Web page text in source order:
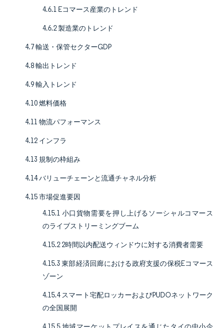
4.6.1 Eコマース産業のトレンド
4.6.2 製造業のトレンド
4.7 輸送・保管セクターGDP
4.8 輸出トレンド
4.9 輸入トレンド
4.10 燃料価格
4.11 物流パフォーマンス
4.12 インフラ
4.13 規制の枠組み
4.14 バリューチェーンと流通チャネル分析
4.15 市場促進要因
4.15.1 小口貨物需要を押し上げるソーシャルコマース
のライブストリーミングブーム
4.15.2 2時間以内配送ウィンドウに対する消費者需要
4.15.3 東部経済回廊における政府支援の保税Eコマース
ゾーン
4.15.4 スマート宅配ロッカーおよびPUDOネットワーク
の全国展開